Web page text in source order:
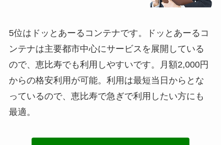
5位はドッとあーるコンテナです。ドッとあーるコ
ンテナは主要都市中心にサービスを展開している
ので、恵比寿でも利用しやすいです。月額2,000円
からの格安利用が可能。利用は最短当日からとな
っているので、恵比寿で急ぎで利用したい方にも
最適。